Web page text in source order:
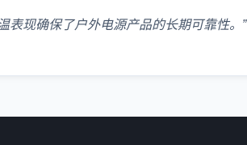
现确保了户外电源产品的长期可靠性。”